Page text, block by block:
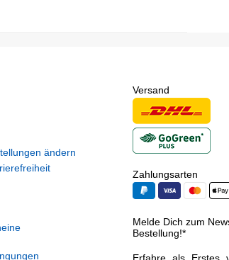
ändern
Versand
Zahlungsarten
Melde Dich zum
Bestellung!*